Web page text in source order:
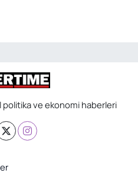
ve ekonomi haberleri